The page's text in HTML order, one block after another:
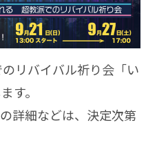
リバイバル祈り会「い
す。
詳細などは、決定次第